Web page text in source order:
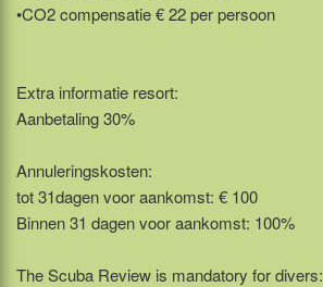
•CO2 compensatie € 22 per persoon
Extra informatie resort:
Aanbetaling 30%
Annuleringskosten:
tot 31dagen voor aankomst: € 100
Binnen 31 dagen voor aankomst: 100%
The Scuba Review is mandatory for divers: